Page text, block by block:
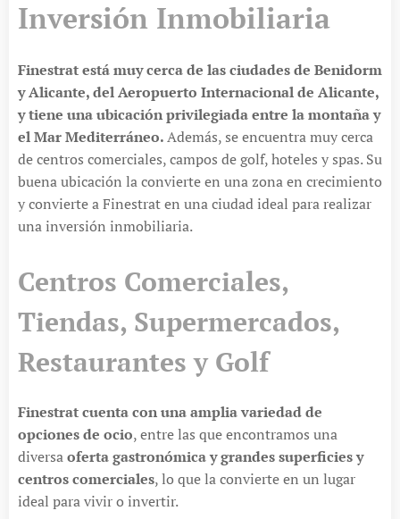
Inversión Inmobiliaria
Finestrat está muy cerca de las ciudades de Benidorm
y Alicante, del Aeropuerto Internacional de Alicante,
y tiene una ubicación privilegiada entre la montaña y
el Mar Mediterráneo.Además, se encuentra muy cerca
de centros comerciales, campos de golf, hoteles y spas. Su
buena ubicación la convierte en una zona en crecimiento
y convierte a Finestrat en una ciudad ideal para realizar
una inversión inmobiliaria.
Centros Comerciales,
Tiendas, Supermercados,
Restaurantes y Golf
Finestrat cuenta con una amplia variedad de
opciones de ocio, entre las que encontramos una
diversaoferta gastronómica y grandes superficies y
centros comerciales, lo que la convierte en un lugar
ideal para vivir o invertir.